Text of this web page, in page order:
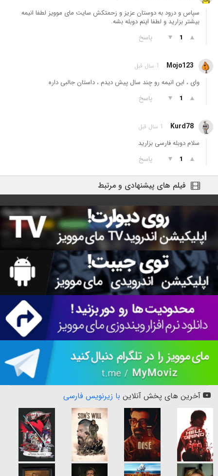
سپاس و درود به دوستان عزیز و زحمتکش سایت مای موویز لطفا انیمه
بیشتر بزارید و لطفا اینم دوبله بشه.
▲
1
▼ پاسخ
Mojo123 1 سال قبل
وای ، این انیمه رو چند سال پیش دیدم ، داستان جالبی داره
▲
1
▼ پاسخ
Kurd78 1 سال قبل
سلام دوبله فارسی بزارید
▲
1
▼ پاسخ
فیلم های پیشنهادی و مرتبط
آخرین های پخش آنلاین با زیرنویس فارسی